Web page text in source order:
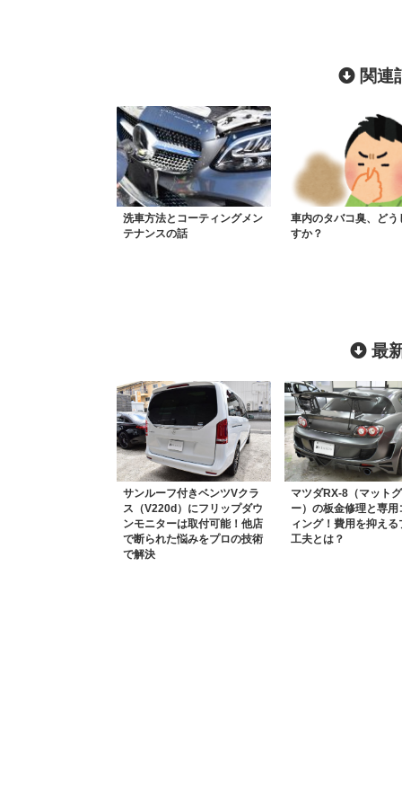
関連
洗車方法とコーティングメン
テナンスの話
車内のタバコ臭、どう
すか？
最
サンルーフ付きベンツVクラ
ス（V220d）にフリップダウ
ンモニターは取付可能！他店
で断られた悩みをプロの技術
で解決
マツダRX-8（マット
ー）の板金修理と専用
ィング！費用を抑える
工夫とは？